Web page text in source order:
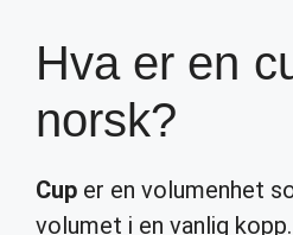
Hva er en
norsk?
Cup er en volumenhet
volumet i en vanlig